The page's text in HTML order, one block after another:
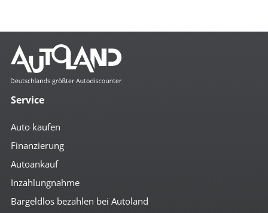
Service
Auto kaufen
Finanzierung
Autoankauf
Inzahlungnahme
Bargeldlos bezahlen bei Autoland